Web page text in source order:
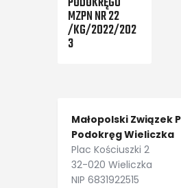
MZPN NR 22
/KG/2022/202
3
Małopolski Związek
Podokręg Wieliczka
Plac Kościuszki 2
32-020 Wieliczka
NIP 6831922515